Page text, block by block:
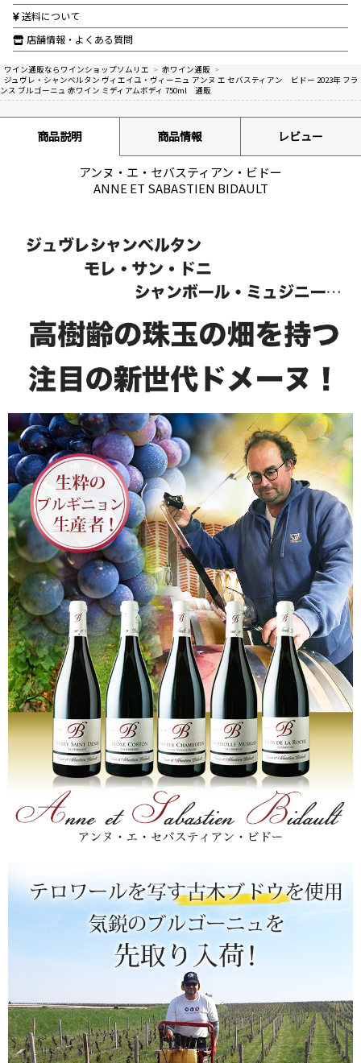
送料について
店舗情報・よくある質問
ワイン通販ならワインショップソムリエ > 赤ワイン通販 >
ジュヴレ・シャンベルタン ヴィエイユ・ヴィーニュ アンヌ エ セバスティアン ビドー 2023年 フラ
ンス ブルゴーニュ 赤ワイン ミディアムボディ 750ml 通販
商品説明 商品情報 レビュー
アンヌ・エ・セバスティアン・ビドー
ANNE ET SABASTIEN BIDAULT